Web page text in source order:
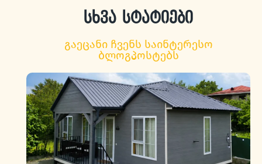
სხვა სტატიები
გაეცანი ჩვენს საინტერესო
ბლოგპოსტებს